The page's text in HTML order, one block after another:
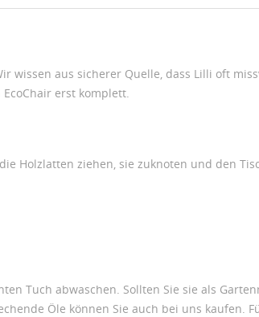
wissen aus sicherer Quelle, dass Lilli oft
erst komplett.
Holzlatten ziehen, sie zuknoten und den
Tuch abwaschen. Sollten Sie sie als
Öle können Sie auch bei uns kaufen.